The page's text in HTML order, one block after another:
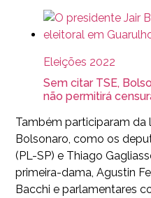
Eleições 2022
Sem citar TSE,
não permitirá
Também participaram da
Bolsonaro, como os
(PL-SP) e Thiago
primeira-dama, Agustin
Bacchi e parlamentares